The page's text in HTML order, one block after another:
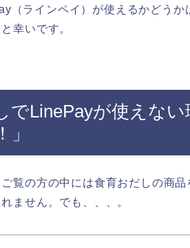
（ラインペイ）が使えるかどう
幸いです。
でLinePayが使えな
覧の方の中には食育おだしの商
ません。でも、、、。